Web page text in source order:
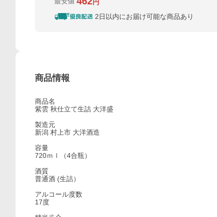
円
2日以内にお届け可能な商品あり
商品情報
商品名
紫雲 秋仕立て生詰 大洋盛
製造元
新潟 村上市 大洋酒造
容量
720ｍｌ（4合瓶）
酒質
普通酒 (生詰）
アルコール度数
17度